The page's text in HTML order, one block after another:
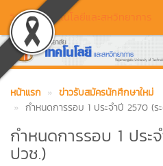
วิทยาลัยเทคโนโลยีและสหวิทยาการ
หน้าแรก
ข่าวรับสมัครนักศึกษาใหม่
กำหนดการรอบ 1 ประจำปี 2570 (ร
กำหนดการรอบ 1 ประ
ปวช.)